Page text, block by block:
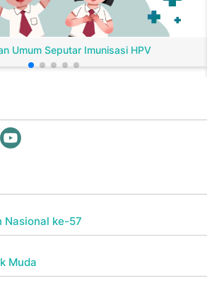
Umum Seputar Imunisasi HPV
Nasional ke-57
Muda